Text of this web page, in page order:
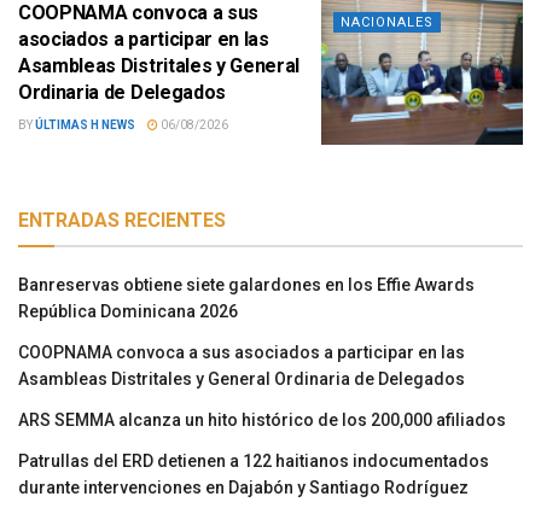
NACIONALES
COOPNAMA convoca a sus
asociados a participar en las
Asambleas Distritales y General
Ordinaria de Delegados
BYÚLTIMAS H NEWS 06/08/2026
ENTRADAS RECIENTES
Banreservas obtiene siete galardones en los Effie Awards
República Dominicana 2026
COOPNAMA convoca a sus asociados a participar en las
Asambleas Distritales y General Ordinaria de Delegados
ARS SEMMA alcanza un hito histórico de los 200,000 afiliados
Patrullas del ERD detienen a 122 haitianos indocumentados
durante intervenciones en Dajabón y Santiago Rodríguez